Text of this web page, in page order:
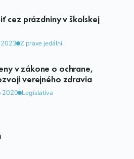
cez prázdniny v školskej
Z praxe jedální
v zákone o ochrane,
verejného zdravia
2020 Legislatíva